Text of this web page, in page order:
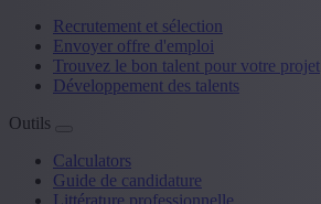
Recrutement et sélection
Envoyer offre d'emploi
Trouvez le bon talent pour votre projet
Développement des talents
Outils
Calculators
Guide de candidature